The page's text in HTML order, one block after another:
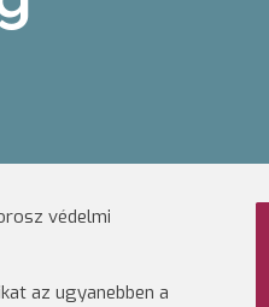
védelmi
az ugyanebben a